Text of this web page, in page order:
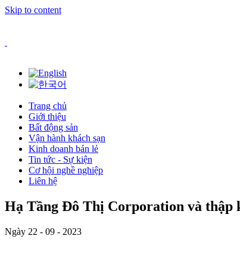
Skip to content
Trang chủ
Giới thiệu
Bất động sản
Vận hành khách sạn
Kinh doanh bán lẻ
Tin tức - Sự kiện
Cơ hội nghề nghiệp
Liên hệ
Hạ Tầng Đô Thị Corporation và thập
Ngày 22 - 09 - 2023